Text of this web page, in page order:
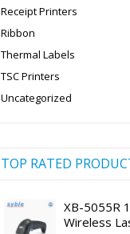
Receipt Printers
Ribbon
Thermal Labels
TSC Printers
Uncategorized
TOP RATED
XB-5055R
Wireless